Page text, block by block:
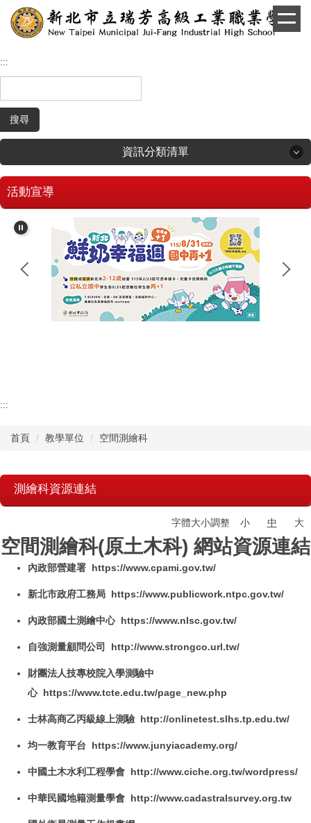
跳
到
內
:::
搜尋
資訊分類清單
回首頁
學生和家長專區
招生專區
其他單位
學校章則
請購系統
檔案下載
活動宣導
:::
首頁 教學單位 空間測繪科
測繪科資源連結
字體大小調整 小 中 大
空間測繪科(原土木科) 網站資源連結
內政部營建署 https://www.cpami.gov.tw/
新北市政府工務局 https://www.publicwork.ntpc.gov.tw/
內政部國土測繪中心 https://www.nlsc.gov.tw/
自強測量顧問公司 http://www.strongco.url.tw/
財團法人技專校院入學測驗中
心 https://www.tcte.edu.tw/page_new.php
士林高商乙丙級線上測驗 http://onlinetest.slhs.tp.edu.tw/
均一教育平台 https://www.junyiacademy.org/
中國土木水利工程學會 http://www.ciche.org.tw/wordpress/
中華民國地籍測量學會 http://www.cadastralsurvey.org.tw